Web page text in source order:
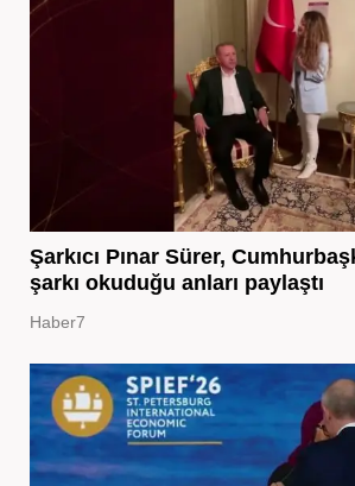
Şarkıcı Pınar Sürer,
şarkı okuduğu anları paylaştı
Haber7